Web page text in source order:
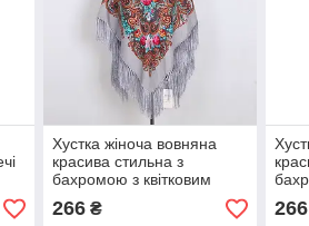
Хустка жіноча вовняна
красива стильна з
бахромою з квітковим
сірого кольору
266₴ 266